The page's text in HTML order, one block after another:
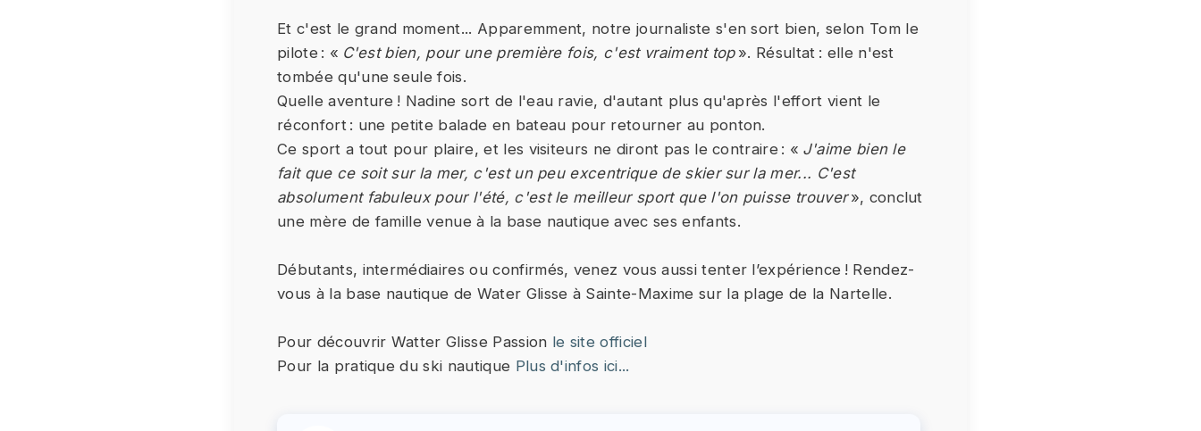
Et c'est le grand moment... Apparemment, notre journaliste s'en sort bien, selon Tom le
pilote : « C'est bien, pour une première fois, c'est vraiment top». Résultat : elle n'est
tombée qu'une seule fois.
Quelle aventure ! Nadine sort de l'eau ravie, d'autant plus qu'après l'effort vient le
réconfort : une petite balade en bateau pour retourner au ponton.
Ce sport a tout pour plaire, et les visiteurs ne diront pas le contraire : « J'aime bien le
fait que ce soit sur la mer, c'est un peu excentrique de skier sur la mer... C'est
absolument fabuleux pour l'été, c'est le meilleur sport que l'on puisse trouver», conclut
une mère de famille venue à la base nautique avec ses enfants.
Débutants, intermédiaires ou confirmés, venez vous aussi tenter l’expérience ! Rendez-
vous à la base nautique de Water Glisse à Sainte-Maxime sur la plage de la Nartelle.
Pour découvrir Watter Glisse Passion le site officiel
Pour la pratique du ski nautique Plus d'infos ici...